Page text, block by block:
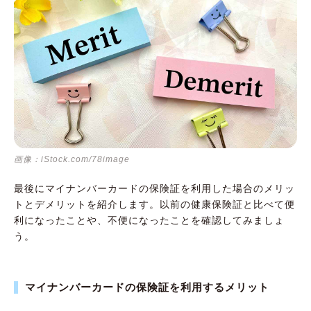
画像：iStock.com/78image
最後にマイナンバーカードの保険証を利用した場合のメリッ
トとデメリットを紹介します。以前の健康保険証と比べて便
利になったことや、不便になったことを確認してみましょ
う。
マイナンバーカードの保険証を利用するメリット